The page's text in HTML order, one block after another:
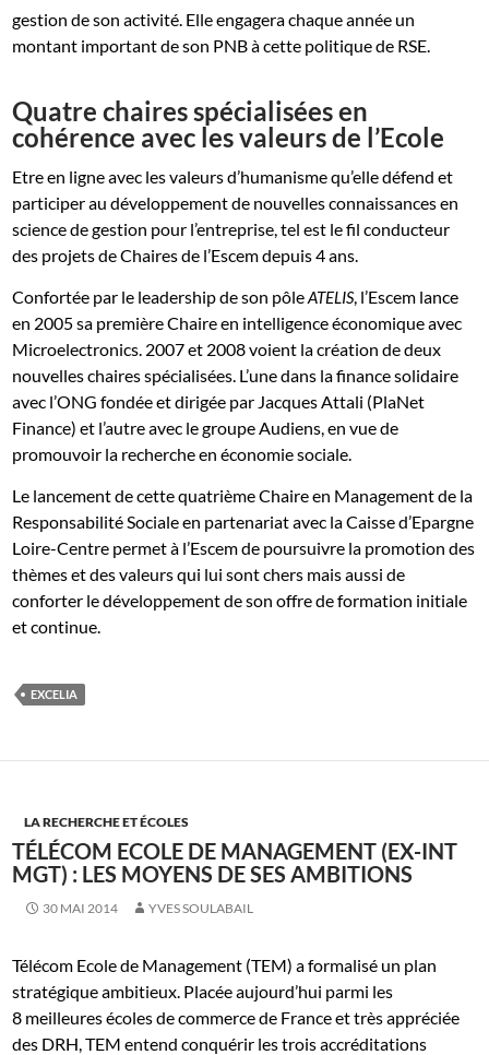
gestion de son activité. Elle engagera chaque année un
montant important de son PNB à cette politique de RSE.
Quatre chaires spécialisées en
cohérence avec les valeurs de l’Ecole
Etre en ligne avec les valeurs d’humanisme qu’elle défend et
participer au développement de nouvelles connaissances en
science de gestion pour l’entreprise, tel est le fil conducteur
des projets de Chaires de l’Escem depuis 4 ans.
Confortée par le leadership de son pôleATELIS, l’Escem lance
en 2005 sa première Chaire en intelligence économique avec
Microelectronics. 2007 et 2008 voient la création de deux
nouvelles chaires spécialisées. L’une dans la finance solidaire
avec l’ONG fondée et dirigée par Jacques Attali (PlaNet
Finance) et l’autre avec le groupe Audiens, en vue de
promouvoir la recherche en économie sociale.
Le lancement de cette quatrième Chaire en Management de la
Responsabilité Sociale en partenariat avec la Caisse d’Epargne
Loire-Centre permet à l’Escem de poursuivre la promotion des
thèmes et des valeurs qui lui sont chers mais aussi de
conforter le développement de son offre de formation initiale
et continue.
EXCELIA
LA RECHERCHE ET ÉCOLES
TÉLÉCOM ECOLE DE MANAGEMENT (EX-INT
MGT) : LES MOYENS DE SES AMBITIONS
30 MAI 2014 YVES SOULABAIL
Télécom Ecole de Management (TEM) a formalisé un plan
stratégique ambitieux. Placée aujourd’hui parmi les
8 meilleures écoles de commerce de France et très appréciée
des DRH, TEM entend conquérir les trois accréditations